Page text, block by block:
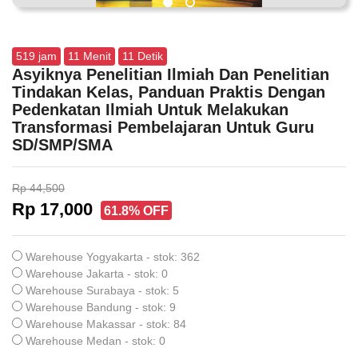
519 jam 11 Menit 11 Detik
Asyiknya Penelitian Ilmiah Dan Penelitian
Tindakan Kelas, Panduan Praktis Dengan
Pedenkatan Ilmiah Untuk Melakukan
Transformasi Pembelajaran Untuk Guru
SD/SMP/SMA
Rp 44,500
Rp 17,000 61.8% OFF
Warehouse Yogyakarta - stok: 362
Warehouse Jakarta - stok: 0
Warehouse Surabaya - stok: 5
Warehouse Bandung - stok: 9
Warehouse Makassar - stok: 84
Warehouse Medan - stok: 0